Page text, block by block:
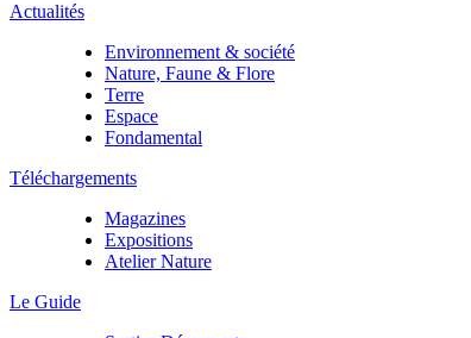
Actualités
Environnement & société
Nature, Faune & Flore
Terre
Espace
Fondamental
Téléchargements
Magazines
Expositions
Atelier Nature
Le Guide